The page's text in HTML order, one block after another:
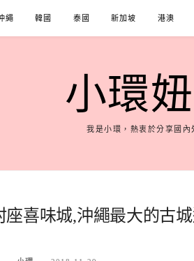
繩 韓國 泰國 新加坡 港澳
小環
我是小環，熱衷於分享國
座喜味城,沖繩最大的古